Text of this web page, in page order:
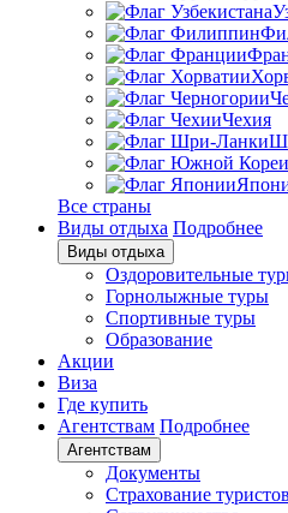
Чехия
Все страны
Виды отдыха Подробнее
Виды отдыха
Оздоровительные
Горнолыжные туры
Спортивные туры
Образование
Акции
Виза
Где купить
Агентствам Подробнее
Агентствам
Документы
Страхование туристов